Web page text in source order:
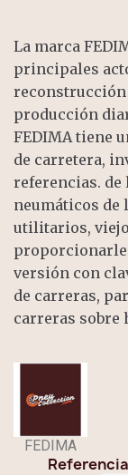
La marca
principales
reconstrucción
producción
FEDIMA tiene
de carretera,
referencias. de
neumáticos de
utilitarios,
proporcionarle
versión con
de carreras,
carreras sobre
FEDIMA
Referencia